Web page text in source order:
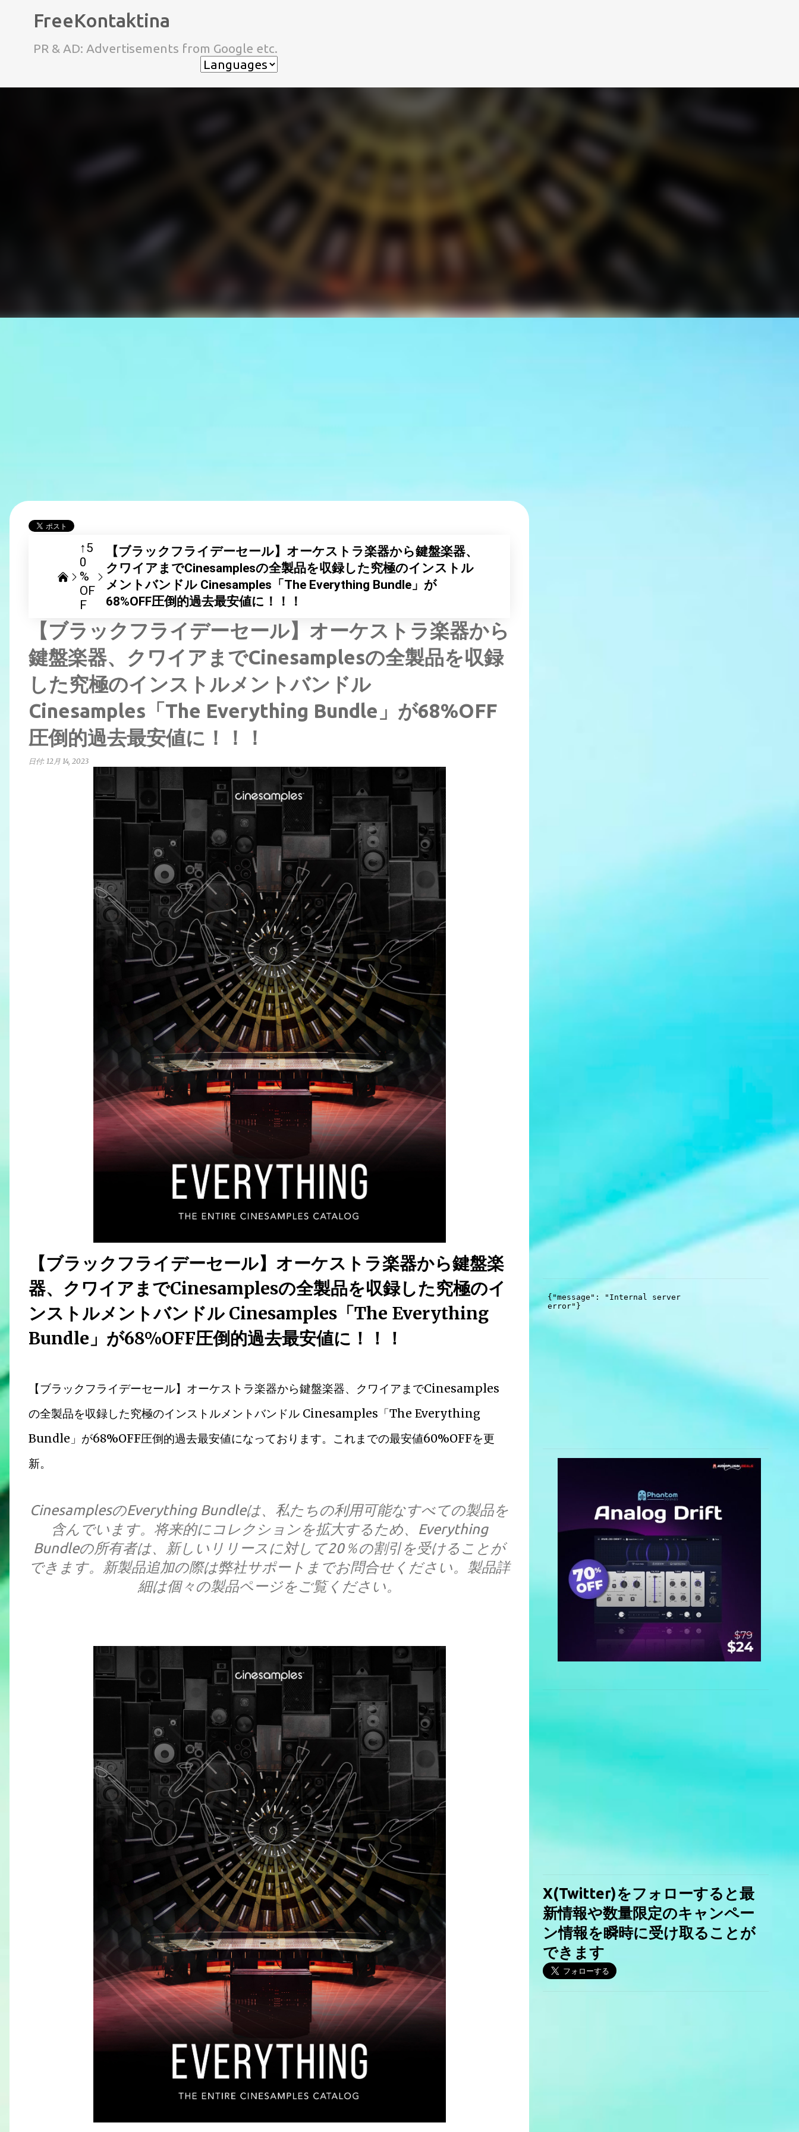
FreeKontaktina
PR & AD: Advertisements from Google etc.
↑5
0
%
OF
F
【ブラックフライデーセール】オーケストラ楽器から鍵盤楽器、
クワイアまでCinesamplesの全製品を収録した究極のインストル
メントバンドル Cinesamples「The Everything Bundle」が
68%OFF圧倒的過去最安値に！！！
【ブラックフライデーセール】オーケストラ楽器から
鍵盤楽器、クワイアまでCinesamplesの全製品を収録
した究極のインストルメントバンドル
Cinesamples「The Everything Bundle」が68%OFF
圧倒的過去最安値に！！！
日付: 12月 14, 2023
【ブラックフライデーセール】オーケストラ楽器から鍵盤楽
器、クワイアまでCinesamplesの全製品を収録した究極のイ
ンストルメントバンドル Cinesamples「The Everything
Bundle」が68%OFF圧倒的過去最安値に！！！
【ブラックフライデーセール】オーケストラ楽器から鍵盤楽器、クワイアまでCinesamples
の全製品を収録した究極のインストルメントバンドル Cinesamples「The Everything
Bundle」が68%OFF圧倒的過去最安値になっております。これまでの最安値60%OFFを更
新。
CinesamplesのEverything Bundleは、私たちの利用可能なすべての製品を
含んでいます。将来的にコレクションを拡大するため、Everything
Bundleの所有者は、新しいリリースに対して20％の割引を受けることが
できます。新製品追加の際は弊社サポートまでお問合せください。製品詳
細は個々の製品ページをご覧ください。
X(Twitter)をフォローすると最
新情報や数量限定のキャンペー
ン情報を瞬時に受け取ることが
できます